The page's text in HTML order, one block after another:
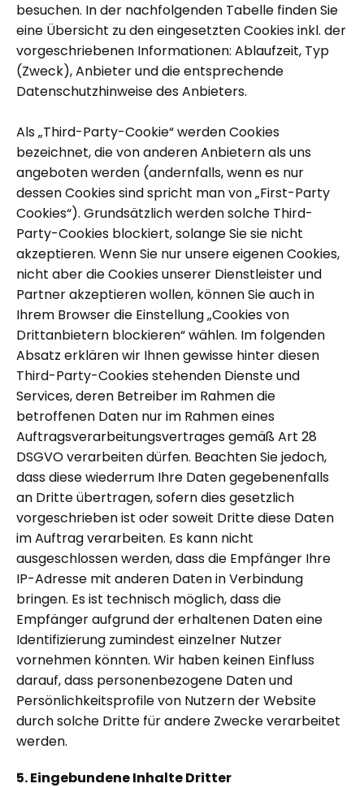
besuchen. In der nachfolgenden Tabelle finden Sie
eine Übersicht zu den eingesetzten Cookies inkl. der
vorgeschriebenen Informationen: Ablaufzeit, Typ
(Zweck), Anbieter und die entsprechende
Datenschutzhinweise des Anbieters.
Als „Third-Party-Cookie“ werden Cookies
bezeichnet, die von anderen Anbietern als uns
angeboten werden (andernfalls, wenn es nur
dessen Cookies sind spricht man von „First-Party
Cookies“). Grundsätzlich werden solche Third-
Party-Cookies blockiert, solange Sie sie nicht
akzeptieren. Wenn Sie nur unsere eigenen Cookies,
nicht aber die Cookies unserer Dienstleister und
Partner akzeptieren wollen, können Sie auch in
Ihrem Browser die Einstellung „Cookies von
Drittanbietern blockieren“ wählen. Im folgenden
Absatz erklären wir Ihnen gewisse hinter diesen
Third-Party-Cookies stehenden Dienste und
Services, deren Betreiber im Rahmen die
betroffenen Daten nur im Rahmen eines
Auftragsverarbeitungsvertrages gemäß Art 28
DSGVO verarbeiten dürfen. Beachten Sie jedoch,
dass diese wiederrum Ihre Daten gegebenenfalls
an Dritte übertragen, sofern dies gesetzlich
vorgeschrieben ist oder soweit Dritte diese Daten
im Auftrag verarbeiten. Es kann nicht
ausgeschlossen werden, dass die Empfänger Ihre
IP-Adresse mit anderen Daten in Verbindung
bringen. Es ist technisch möglich, dass die
Empfänger aufgrund der erhaltenen Daten eine
Identifizierung zumindest einzelner Nutzer
vornehmen könnten. Wir haben keinen Einfluss
darauf, dass personenbezogene Daten und
Persönlichkeitsprofile von Nutzern der Website
durch solche Dritte für andere Zwecke verarbeitet
werden.
5. Eingebundene Inhalte Dritter